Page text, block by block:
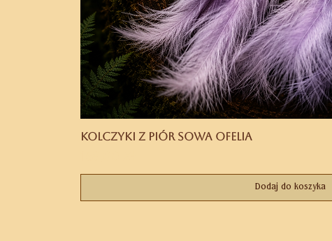
Kolczyki z piór Sowa Ofelia
Dodaj do koszyka